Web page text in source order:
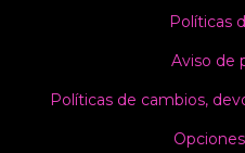
Políticas
Aviso de
Políticas de cambios,